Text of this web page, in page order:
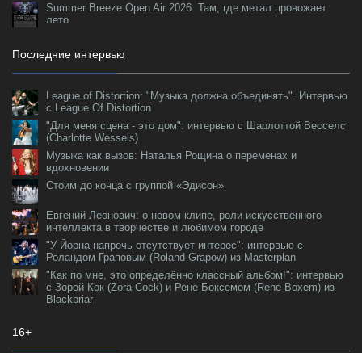
Summer Breeze Open Air 2026: Там, где метал провожает
лето
Последние интервью
League of Distortion: "Музыка должна объединять". Интервью
с League Of Distortion
"Для меня сцена - это дом": интервью с Шарлоттой Весселс
(Charlotte Wessels)
Музыка как вызов: Наталья Рощина о переменах и
вдохновении
Стоим до конца с группой «Эдисон»
Евгений Леонович: о новом клипе, роли искусственного
интеллекта в творчестве и любимом городе
"У Йорна напрочь отсутствует интерес": интервью с
Роландом Граповым (Roland Grapow) из Masterplan
"Как по мне, это определённо классный альбом!": интервью
с Зорой Кок (Zora Cock) и Рене Боксемом (Rene Boxem) из
Blackbriar
16+